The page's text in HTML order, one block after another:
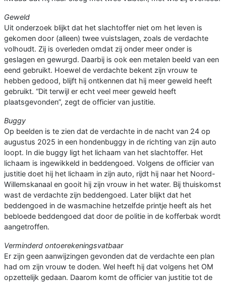
Geweld
Uit onderzoek blijkt dat het slachtoffer niet om het leven is
gekomen door (alleen) twee vuistslagen, zoals de verdachte
volhoudt. Zij is overleden omdat zij onder meer onder is
geslagen en gewurgd. Daarbij is ook een metalen beeld van een
eend gebruikt. Hoewel de verdachte bekent zijn vrouw te
hebben gedood, blijft hij ontkennen dat hij meer geweld heeft
gebruikt. “Dit terwijl er echt veel meer geweld heeft
plaatsgevonden”, zegt de officier van justitie.
Buggy
Op beelden is te zien dat de verdachte in de nacht van 24 op
augustus 2025 in een hondenbuggy in de richting van zijn auto
loopt. In die buggy ligt het lichaam van het slachtoffer. Het
lichaam is ingewikkeld in beddengoed. Volgens de officier van
justitie doet hij het lichaam in zijn auto, rijdt hij naar het Noord-
Willemskanaal en gooit hij zijn vrouw in het water. Bij thuiskomst
wast de verdachte zijn beddengoed. Later blijkt dat het
beddengoed in de wasmachine hetzelfde printje heeft als het
bebloede beddengoed dat door de politie in de kofferbak wordt
aangetroffen.
Verminderd ontoerekeningsvatbaar
Er zijn geen aanwijzingen gevonden dat de verdachte een plan
had om zijn vrouw te doden. Wel heeft hij dat volgens het OM
opzettelijk gedaan. Daarom komt de officier van justitie tot de